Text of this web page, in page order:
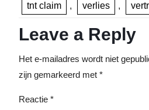
tnt claim , verlies ,
Leave a Reply
Het e-mailadres wordt niet
zijn gemarkeerd met *
Reactie *